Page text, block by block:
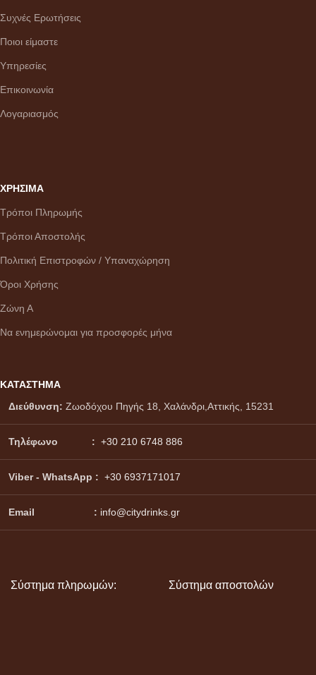
Συχνές Ερωτήσεις
Ποιοι είμαστε
Υπηρεσίες
Επικοινωνία
Λογαριασμός
ΧΡΗΣΙΜΑ
Τρόποι Πληρωμής
Τρόποι Αποστολής
Πολιτική Επιστροφών / Υπαναχώρηση
Όροι Χρήσης
Ζώνη Α
Να ενημερώνομαι για προσφορές μήνα
ΚΑΤΑΣΤΗΜΑ
Διεύθυνση: Ζωοδόχου Πηγής 18, Χαλάνδρι,Αττικής, 15231
Τηλέφωνο : +30 210 6748 886
Viber - WhatsApp : +30 6937171017
Email : info@citydrinks.gr
Σύστημα πληρωμών: Σύστημα αποστολών